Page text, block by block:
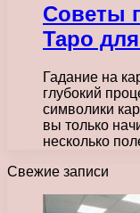
Советы
Таро
Гадание на
глубокий
символики
вы только
несколько
Свежие записи